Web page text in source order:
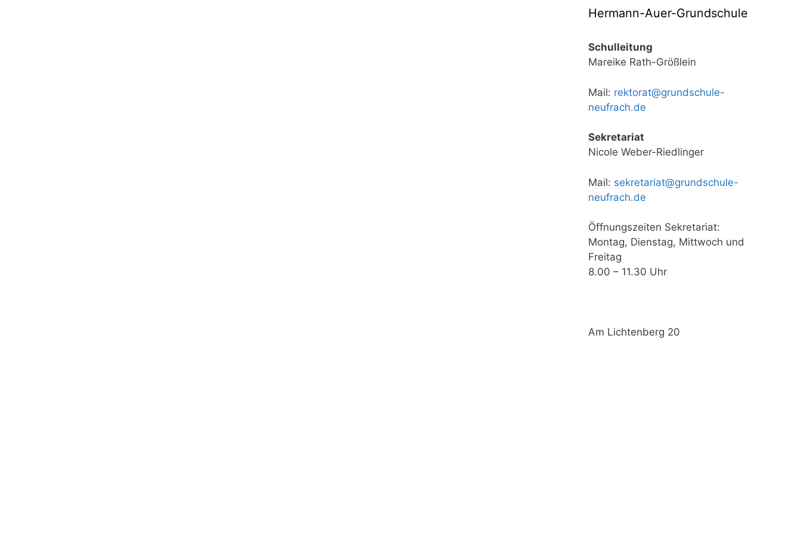
Hermann-Auer-Grundschule
Schulleitung
Mareike Rath-Größlein
Mail: rektorat@grundschule-
neufrach.de
Sekretariat
Nicole Weber-Riedlinger
Mail: sekretariat@grundschule-
neufrach.de
Öffnungszeiten Sekretariat:
Montag, Dienstag, Mittwoch und
Freitag
8.00 – 11.30 Uhr
Am Lichtenberg 20